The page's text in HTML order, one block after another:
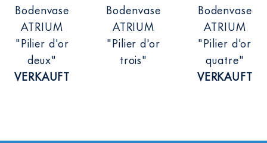
Bodenvase
ATRIUM
"Pilier d'or
deux"
VERKAUFT
Bodenvase
ATRIUM
"Pilier d'or
trois"
Bodenvase
ATRIUM
"Pilier d'or
quatre"
VERKAUFT